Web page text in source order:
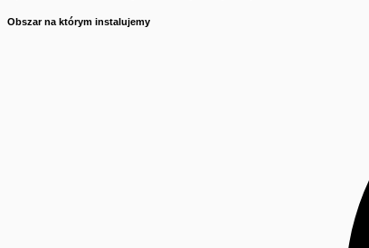
Obszar na którym instalujemy